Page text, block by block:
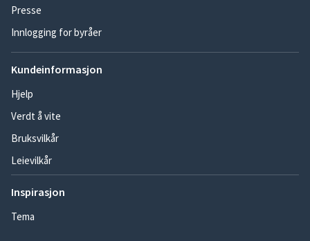
Presse
Innlogging for byråer
Kundeinformasjon
Hjelp
Verdt å vite
Bruksvilkår
Leievilkår
Inspirasjon
Tema